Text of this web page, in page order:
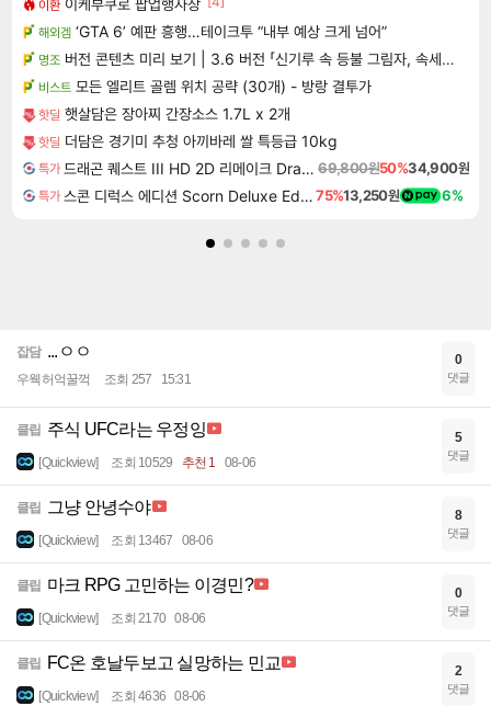
이환 이케부쿠로 팝업행사장
해외겜 ‘GTA 6’ 예판 흥행…테이크투 “내부 예상 크게 넘어”
명조 버전 콘텐츠 미리 보기 | 3.6 버전 「신기루 속 등불 그림자, 속세에 깃든 검의 결심」이 8월 20일에 업데이트됩니다!
비스트 모든 엘리트 골렘 위치 공략 (30개) - 방랑 결투가
핫딜 햇살담은 장아찌 간장소스 1.7L x 2개
핫딜 더담은 경기미 추청 아끼바레 쌀 특등급 10kg
특가 드래곤 퀘스트 III HD 2D 리메이크 Dragon Quest III HD 2D Remake 69,800원50%34,900원
특가 스콘 디럭스 에디션 Scorn Deluxe Edition75%13,250원 6%
잡담 ...ㅇㅇ
우웩허억꿀꺽 조회 257 15:31
0
댓글
클립 주식 UFC라는 우정잉
[Quickview] 조회 10529 추천 1 08-06
5
댓글
클립 그냥 안녕수야
[Quickview] 조회 13467 08-06
8
댓글
클립 마크 RPG 고민하는 이경민?
[Quickview] 조회 2170 08-06
0
댓글
클립 FC온 호날두보고 실망하는 민교
[Quickview] 조회 4636 08-06
2
댓글